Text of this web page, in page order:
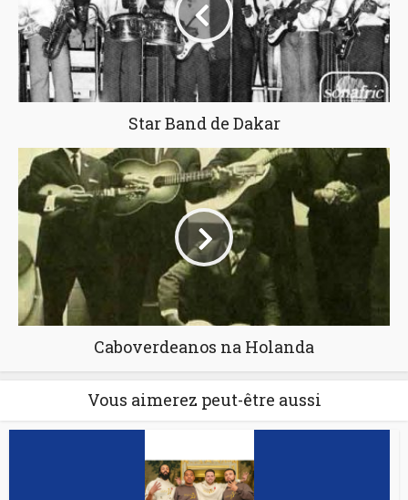
Star Band de Dakar
Caboverdeanos na Holanda
Vous aimerez peut-être aussi